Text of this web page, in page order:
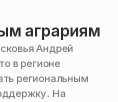
аграриям
Андрей
в регионе
региональным
На